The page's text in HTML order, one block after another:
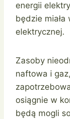
energii
będzie miała
elektrycznej.
Zasoby
naftowa i
osiągnie w
będą mogli